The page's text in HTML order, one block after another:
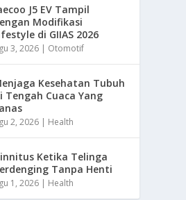
J5 EV Tampil
Modifikasi
di GIIAS 2026
3, 2026 | Otomotif
Kesehatan Tubuh
Tengah Cuaca Yang
2, 2026 | Health
Ketika Telinga
Tanpa Henti
1, 2026 | Health